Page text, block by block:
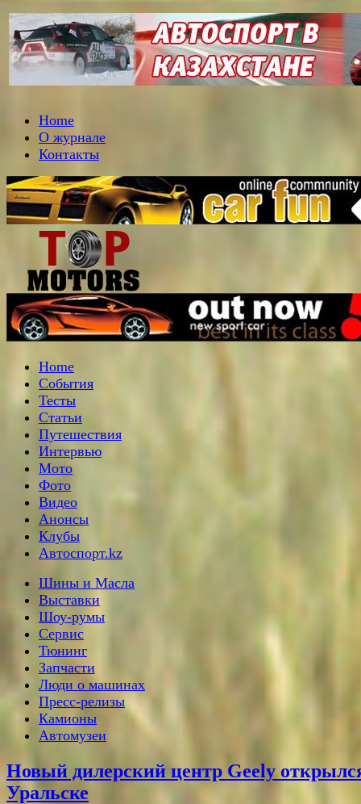
Home
О журнале
Контакты
Home
События
Тесты
Статьи
Путешествия
Интервью
Мото
Фото
Видео
Анонсы
Клубы
Автоспорт.kz
Шины и Масла
Выставки
Шоу-румы
Сервис
Тюнинг
Запчасти
Люди о машинах
Пресс-релизы
Камионы
Автомузеи
Новый дилерский центр Geely
Уральске